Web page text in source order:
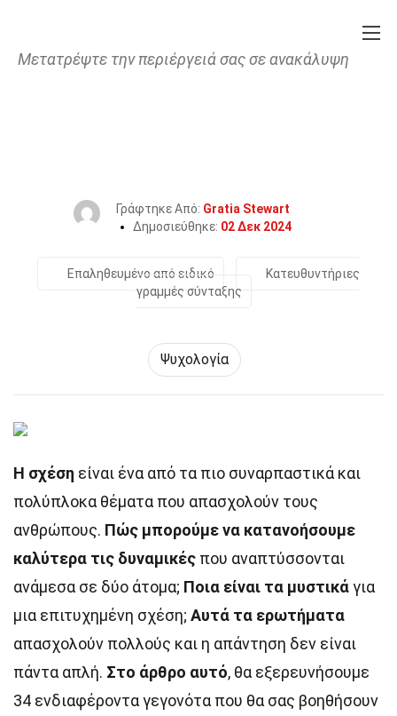
Μετατρέψτε την περιέργειά σας σε ανακάλυψη
Γράφτηκε Από: Gratia Stewart
Δημοσιεύθηκε: 02 Δεκ 2024
Επαληθευμένο από ειδικό
Κατευθυντήριες
γραμμές σύνταξης
Ψυχολογία
Η σχέση είναι ένα από τα πιο συναρπαστικά και
πολύπλοκα θέματα που απασχολούν τους
ανθρώπους. Πώς μπορούμε να κατανοήσουμε
καλύτερα τις δυναμικές που αναπτύσσονται
ανάμεσα σε δύο άτομα; Ποια είναι τα μυστικάγια
μια επιτυχημένη σχέση; Αυτά τα ερωτήματα
απασχολούν πολλούς και η απάντηση δεν είναι
πάντα απλή. Στο άρθρο αυτό, θα εξερευνήσουμε
34 ενδιαφέροντα γεγονότα που θα σας βοηθήσουν